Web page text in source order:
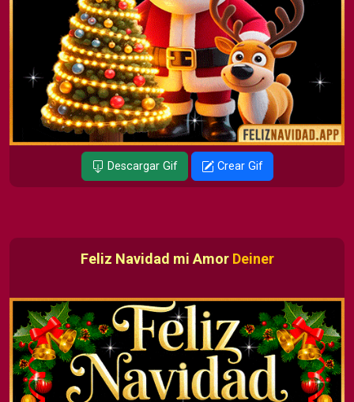
Descargar Gif Crear Gif
Feliz Navidad mi Amor Deiner